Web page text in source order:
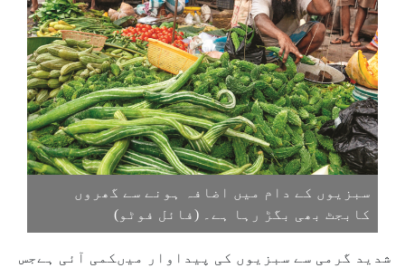
سبزیوں کے دام میں اضافہ ہونے سے گھروں
کابجٹ بھی بگڑ رہا ہے۔ (فائل فوٹو)
شدید گرمی سے سبزیوں کی پیداوار میںکمی آئی ہےجس